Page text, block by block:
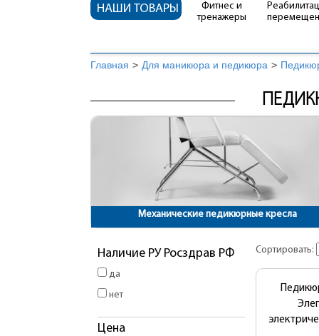
НАШИ ТОВАРЫ
Фитнес и
тренажеры
Главная > Для маникюра и педикюра >
Механические педикюрные кресла
Наличие РУ Росздрав РФ
да
нет
Цена
Сортировать: